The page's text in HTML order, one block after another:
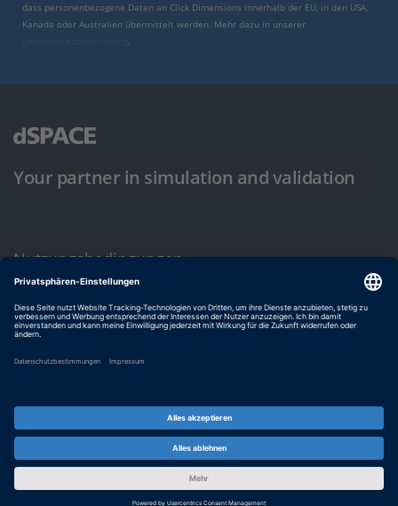
dass personenbezogene Daten an Click Dimensions innerhalb der EU, in den USA,
Kanada oder Australien übermittelt werden. Mehr dazu in unserer
Your partner in simulation and validation
Nutzungsbedingungen
Impressum & Allgemeine Geschäftsbedingungen
© dSPACE